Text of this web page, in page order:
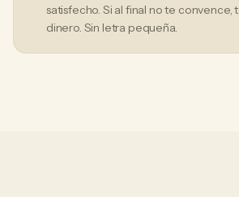
satisfecho. Si al final no te convence,
dinero. Sin letra pequeña.